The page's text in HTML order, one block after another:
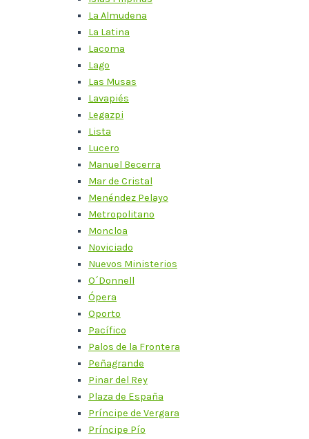
La Almudena
La Latina
Lacoma
Lago
Las Musas
Lavapiés
Legazpi
Lista
Lucero
Manuel Becerra
Mar de Cristal
Menéndez Pelayo
Metropolitano
Moncloa
Noviciado
Nuevos Ministerios
O´Donnell
Ópera
Oporto
Pacífico
Palos de la Frontera
Peñagrande
Pinar del Rey
Plaza de España
Príncipe de Vergara
Príncipe Pío